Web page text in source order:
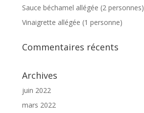
Sauce béchamel allégée (2 personnes)
Vinaigrette allégée (1 personne)
Commentaires récents
Archives
juin 2022
mars 2022